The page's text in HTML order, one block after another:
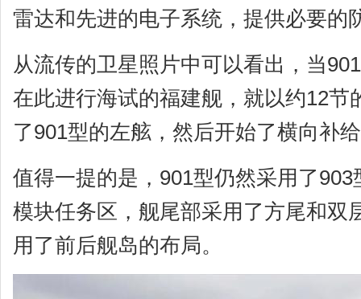
雷达和先进的电子系统，提供必要的
从流传的卫星照片中可以看出，当
在此进行海试的福建舰，就以约12节
了901型的左舷，然后开始了横向补
值得一提的是，901型仍然采用了
模块任务区，舰尾部采用了方尾和双
用了前后舰岛的布局。